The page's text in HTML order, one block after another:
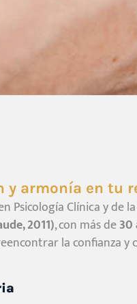
y armonía en tu
Psicología Clínica y de
2011), con más de30
la confianza y